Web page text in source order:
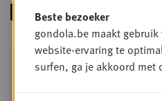
9
Foodservice -
business
Beste bezoeker
gondola.be maakt
website-ervaring te
surfen, ga je akkoord met